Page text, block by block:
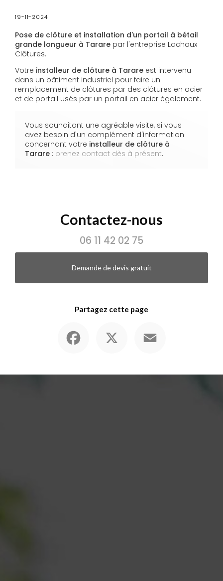
19-11-2024
Pose de clôture et installation d'un portail à bétail
grande longueur à Tarare par l'entreprise Lachaux
Clôtures.
Votre installeur de clôture à Tarare est intervenu
dans un bâtiment industriel pour faire un
remplacement de clôtures par des clôtures en acier
et de portail usés par un portail en acier également.
Vous souhaitant une agréable visite, si vous
avez besoin d'un complément d'information
concernant votre installeur de clôture à
Tarare : prenez contact dès à présent.
Contactez-nous
06 11 42 02 75
Demande de devis gratuit
Partagez cette page